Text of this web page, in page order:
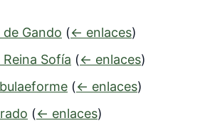
Gando (← enlaces)
Sofía (← enlaces)
(← enlaces)
(← enlaces)